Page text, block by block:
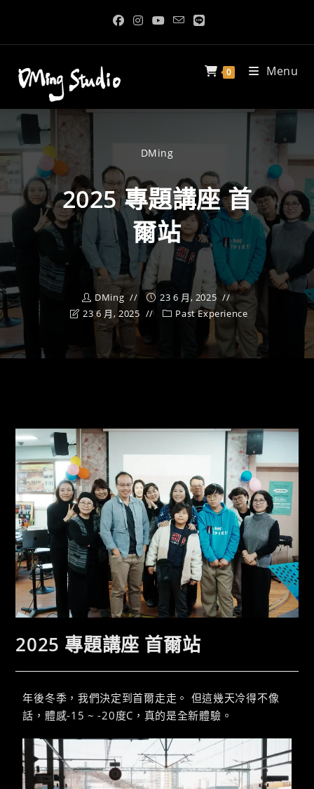
0 Menu
DMing
2025 專題講座 首
爾站
DMing
23 6 月, 2025
23 6 月, 2025
Past Experience
2025 專題講座 首爾站
年後冬季，我們決定到首爾走走。 但這幾天冷得不像
話，體感-15 ~ -20度C，真的是全新體驗。